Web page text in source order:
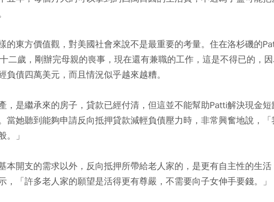
的東方價值觀，對美國社會來說不是最重要的考量。住在洛杉磯的
二歲，剛辦完母親的喪事，現在還有兼職的工作，這是不得已的，
負債四萬美元，而且情況似乎越來越糟。
，是繼承來的房子，貸款已經付清，但這並不能幫助Patti解決現金短
當她聽到能夠申請反向抵押貸款減輕負債壓力時，非常興奮地說，「
。」
本開支的需求以外，反向抵押所帶給老人家的，是更有自主性的生活
，「許多老人家的願望是活得更有尊嚴，不需要向子女伸手要錢。」